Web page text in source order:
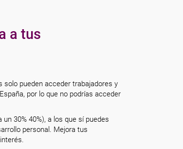
a tus
solo pueden acceder trabajadores y
por lo que no podrías acceder
30% 40%), a los que sí puedes
personal. Mejora tus